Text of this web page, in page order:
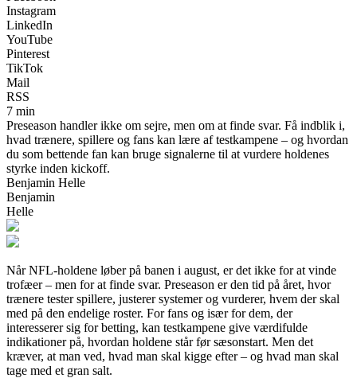
Instagram
LinkedIn
YouTube
Pinterest
TikTok
Mail
RSS
7 min
Preseason handler ikke om sejre, men om at finde svar. Få indblik i,
hvad trænere, spillere og fans kan lære af testkampene – og hvordan
du som bettende fan kan bruge signalerne til at vurdere holdenes
styrke inden kickoff.
Benjamin Helle
Benjamin
Helle
Når NFL-holdene løber på banen i august, er det ikke for at vinde
trofæer – men for at finde svar. Preseason er den tid på året, hvor
trænere tester spillere, justerer systemer og vurderer, hvem der skal
med på den endelige roster. For fans og især for dem, der
interesserer sig for betting, kan testkampene give værdifulde
indikationer på, hvordan holdene står før sæsonstart. Men det
kræver, at man ved, hvad man skal kigge efter – og hvad man skal
tage med et gran salt.